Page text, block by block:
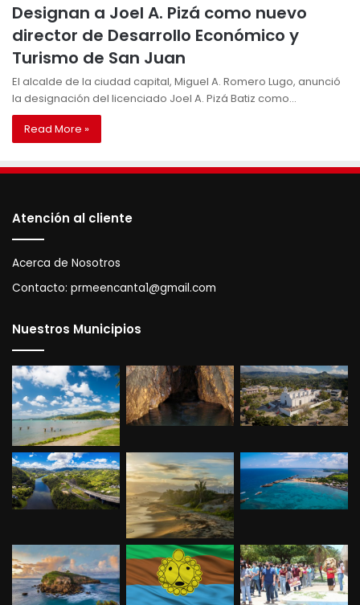
Designan a Joel A. Pizá como nuevo
director de Desarrollo Económico y
Turismo de San Juan
El alcalde de la ciudad capital, Miguel A. Romero Lugo, anunció
la designación del licenciado Joel A. Pizá Batiz como…
Read More »
Atención al cliente
Acerca de Nosotros
Contacto: prmeencanta1@gmail.com
Nuestros Municipios